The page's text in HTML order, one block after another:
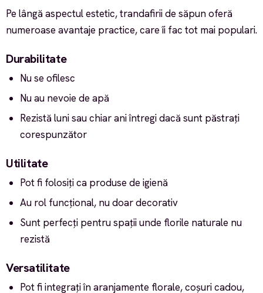
Pe lângă aspectul estetic, trandafirii de săpun oferă
numeroase avantaje practice, care îi fac tot mai populari.
Durabilitate
Nu se ofilesc
Nu au nevoie de apă
Rezistă luni sau chiar ani întregi dacă sunt păstrați
corespunzător
Utilitate
Pot fi folosiți ca produse de igienă
Au rol funcțional, nu doar decorativ
Sunt perfecți pentru spații unde florile naturale nu
rezistă
Versatilitate
Pot fi integrați în aranjamente florale, coșuri cadou,